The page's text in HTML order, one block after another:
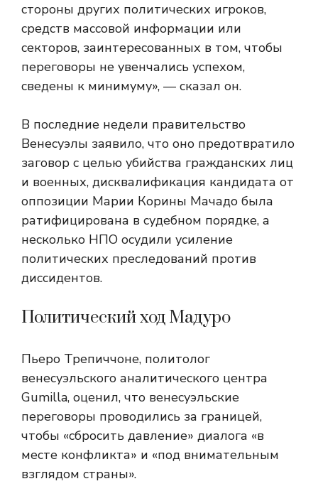
стороны других политических игроков,
средств массовой информации или
секторов, заинтересованных в том, чтобы
переговоры не увенчались успехом,
сведены к минимуму», — сказал он.
В последние недели правительство
Венесуэлы заявило, что оно предотвратило
заговор с целью убийства гражданских лиц
и военных, дисквалификация кандидата от
оппозиции Марии Корины Мачадо была
ратифицирована в судебном порядке, а
несколько НПО осудили усиление
политических преследований против
диссидентов.
Политический ход Мадуро
Пьеро Трепиччоне, политолог
венесуэльского аналитического центра
Gumilla, оценил, что венесуэльские
переговоры проводились за границей,
чтобы «сбросить давление» диалога «в
месте конфликта» и «под внимательным
взглядом страны».